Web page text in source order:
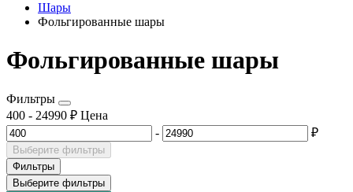
Шары
Фольгированные шары
Фольгированные шары
Фильтры
400 - 24990 ₽ Цена
-
₽
Выберите фильтры
Фильтры
Выберите фильтры